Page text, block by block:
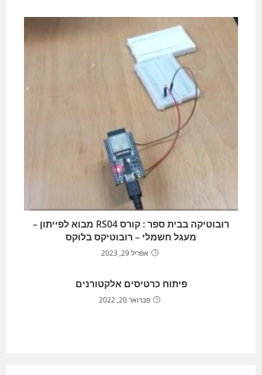
רובוטיקה בבית ספר : קורס RS04 מבוא לפייתון –
מעגל חשמלי – רובוטיקס בלוקס
אפריל 29, 2023
פיתוח כרטיסים אלקטורנים
פברואר 20, 2022